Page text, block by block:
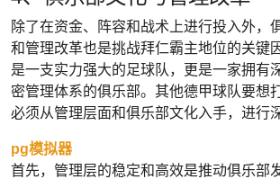
除了在资金、阵容和战术上进行投入外，
和管理改革也是挑战拜仁霸主地位的关键
是一支实力强大的足球队，更是一家拥有
密管理体系的俱乐部。其他德甲球队要想
必须从管理层面和俱乐部文化入手，进行
pg模拟器
首先，管理层的稳定和高效是推动俱乐部